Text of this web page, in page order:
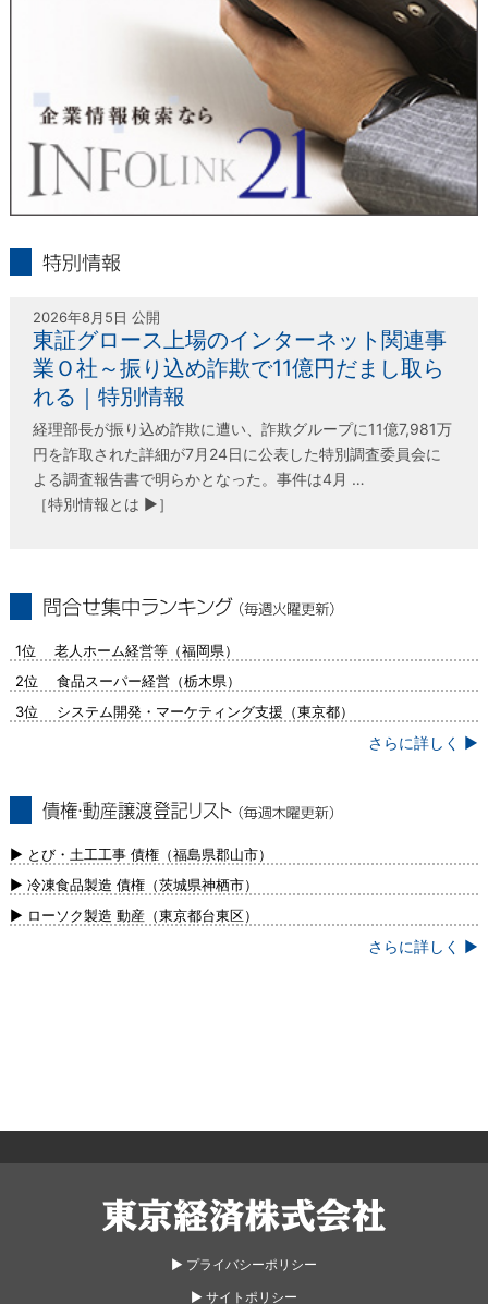
〒802-0004 北九州市小倉北区鍛冶町2丁目5-11（第一東経ビ
フリーダイヤル 0120-55-9986
受付時間 平日9：00～17：00
2026年8月5日 公開
東証グロース上場のインターネット関連事
業Ｏ社～振り込め詐欺で11億円だまし取ら
れる｜特別情報
経理部長が振り込め詐欺に遭い、詐欺グループに11億7,981万
円を詐取された詳細が7月24日に公表した特別調査委員会に
よる調査報告書で明らかとなった。事件は4月 …
［特別情報とは ▶］
1位 老人ホーム経営等（福岡県）
2位 食品スーパー経営（栃木県）
3位 システム開発・マーケティング支援（東京都）
さらに詳しく ▶
新）
▶ とび・土工工事 債権（福島県郡山市）
▶ 冷凍食品製造 債権（茨城県神栖市）
▶ ローソク製造 動産（東京都台東区）
さらに詳しく ▶
▶︎ プライバシーポリシー
▶︎ サイトポリシー